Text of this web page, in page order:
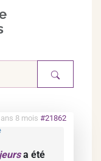
8 mois #21862
a été